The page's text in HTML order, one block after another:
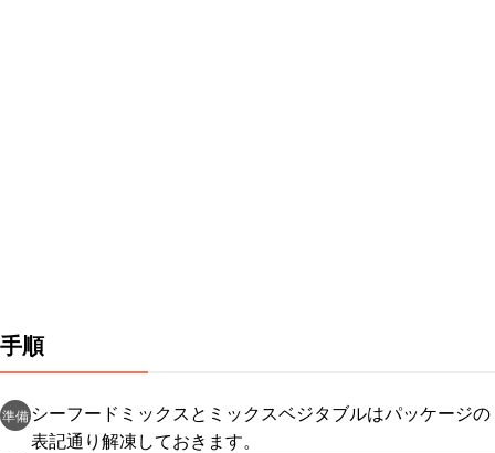
手順
準備 シーフードミックスとミックスベジタブルはパッケージの
表記通り解凍しておきます。